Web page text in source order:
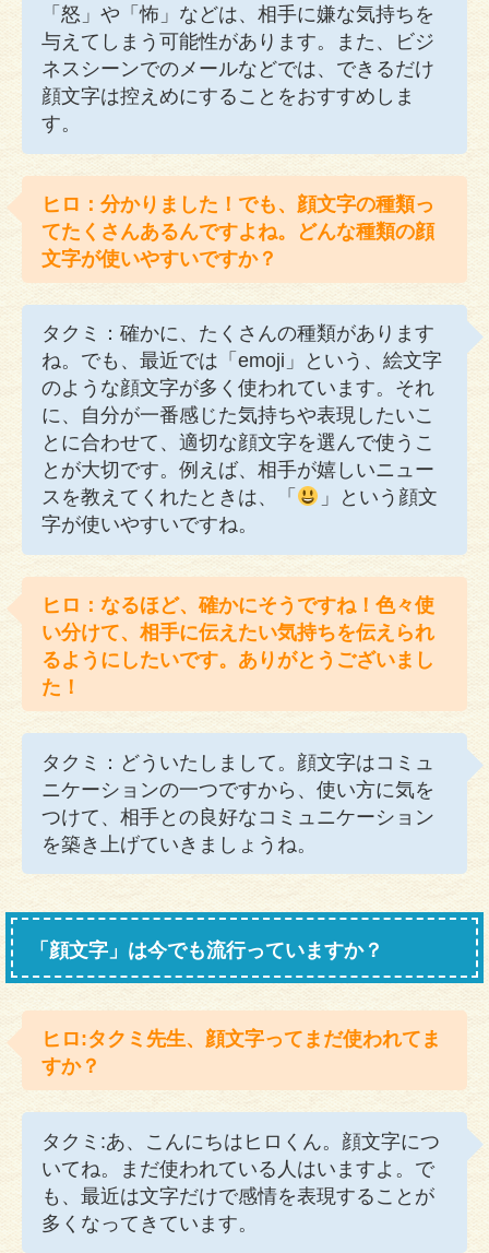
「怒」や「怖」などは、相手に嫌な気持ちを
与えてしまう可能性があります。また、ビジ
ネスシーンでのメールなどでは、できるだけ
顔文字は控えめにすることをおすすめしま
す。
ヒロ：分かりました！でも、顔文字の種類っ
てたくさんあるんですよね。どんな種類の顔
文字が使いやすいですか？
タクミ：確かに、たくさんの種類があります
ね。でも、最近では「emoji」という、絵文字
のような顔文字が多く使われています。それ
に、自分が一番感じた気持ちや表現したいこ
とに合わせて、適切な顔文字を選んで使うこ
とが大切です。例えば、相手が嬉しいニュー
スを教えてくれたときは、「
」という顔文
字が使いやすいですね。
ヒロ：なるほど、確かにそうですね！色々使
い分けて、相手に伝えたい気持ちを伝えられ
るようにしたいです。ありがとうございまし
た！
タクミ：どういたしまして。顔文字はコミュ
ニケーションの一つですから、使い方に気を
つけて、相手との良好なコミュニケーション
を築き上げていきましょうね。
「顔文字」は今でも流行っていますか？
ヒロ:タクミ先生、顔文字ってまだ使われてま
すか？
タクミ:あ、こんにちはヒロくん。顔文字につ
いてね。まだ使われている人はいますよ。で
も、最近は文字だけで感情を表現することが
多くなってきています。